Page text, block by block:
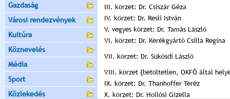
Gazdaság
Városi rendezvények
Kultúra
Köznevelés
Média
Sport
Közlekedés
III. körzet: Dr. Csiszár Géza
IV. körzet: Dr. Resli István
V. vegyes körzet: Dr. Tamás László
VI. körzet: Dr. Kerékgyártó Csilla Regina
VII. körzet: Dr. Sükösdi László
VIII. körzet (betöltetlen, OKFŐ által
IX. körzet: Dr. Thanhoffer Teréz
X. körzet: Dr. Hollósi Gizella